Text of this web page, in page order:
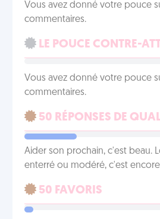
Vous avez donné votre pouce
commentaires.
LE POUCE CONTRE-
Vous avez donné votre pouce
commentaires.
50 RÉPONSES DE
Aider son prochain, c'est beau.
enterré ou modéré, c'est
50 FAVORIS